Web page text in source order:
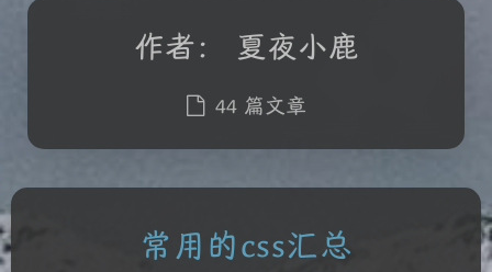
作者： 夏夜小鹿
44 篇文章
常用的css汇总